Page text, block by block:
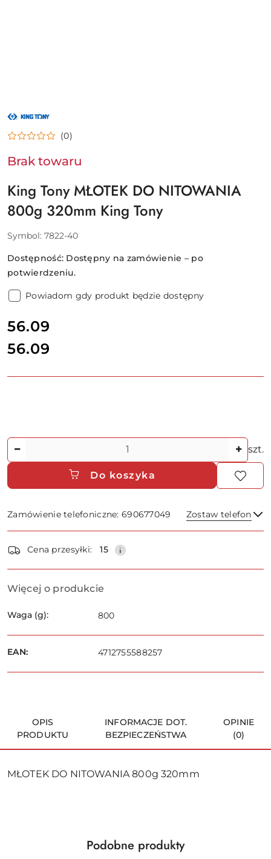
NAZWA
PRODUCENTA:
KING
TONY (0)
Brak towaru
King Tony MŁOTEK DO NITOWANIA
800g 320mm King Tony
Symbol: 7822-40
Dostępność: Dostępny na zamówienie – po
potwierdzeniu.
Powiadom gdy produkt będzie dostępny
cena:
56.09
Cena:
56.09
Ilość szt.
Do koszyka
Zamówienie telefoniczne: 690677049 Zostaw telefon
Wyślij
i
dostawa
Cena przesyłki: 15
Więcej o produkcie
Waga (g): 800
EAN: 4712755588257
OPIS
PRODUKTU
INFORMACJE DOT.
BEZPIECZEŃSTWA
OPINIE
(0)
MŁOTEK DO NITOWANIA 800g 320mm
Pomiń karuzelę produktów
Produkty
Podobne produkty